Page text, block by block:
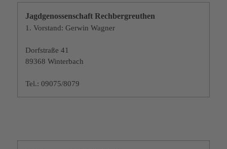
JagdgenossenschaftRechbergreuthen
1. Vorstand: Gerwin Wagner
Dorfstraße 41
89368 Winterbach
Tel.: 09075/8079